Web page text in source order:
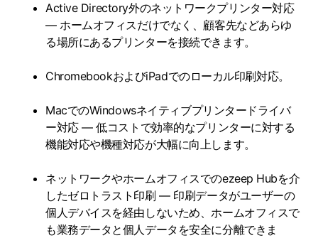
Active Directory外のネットワークプリンター対応
— ホームオフィスだけでなく、顧客先などあらゆ
る場所にあるプリンターを接続できます。
ChromebookおよびiPadでのローカル印刷対応。
MacでのWindowsネイティブプリンタードライバ
ー対応 — 低コストで効率的なプリンターに対する
機能対応や機種対応が大幅に向上します。
ネットワークやホームオフィスでのezeep Hubを介
したゼロトラスト印刷 — 印刷データがユーザーの
個人デバイスを経由しないため、ホームオフィスで
も業務データと個人データを安全に分離できま